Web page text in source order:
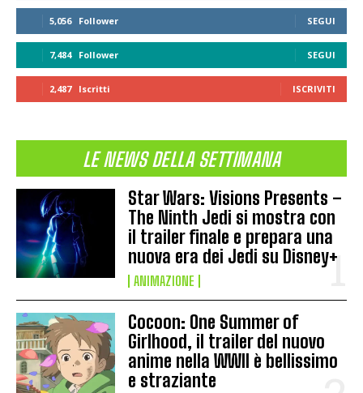
5,056 Follower SEGUI
7,484 Follower SEGUI
2,487 Iscritti ISCRIVITI
LE NEWS DELLA SETTIMANA
Star Wars: Visions Presents –
The Ninth Jedi si mostra con
il trailer finale e prepara una
nuova era dei Jedi su Disney+
ANIMAZIONE
Cocoon: One Summer of
Girlhood, il trailer del nuovo
anime nella WWII è bellissimo
e straziante